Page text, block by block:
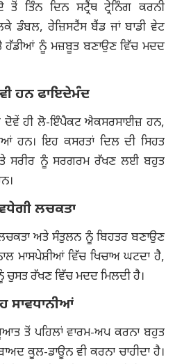
ਤਿੰਨ ਦਿਨ ਸਟ੍ਰੈਂਥ ਟ੍ਰੇਨਿੰਗ ਕਰਨੀ
ਡੰਬਲ, ਰੇਜ਼ਿਸਟੈਂਸ ਬੈਂਡ ਜਾਂ ਬਾਡੀ ਵੇਟ
ਨੂੰ ਮਜ਼ਬੂਤ ਬਣਾਉਣ ਵਿੱਚ ਮਦਦ
ਹਨ ਫਾਇਦੇਮੰਦ
ਦੋਵੇਂ ਹੀ ਲੋ-ਇੰਪੈਕਟ ਐਕਸਰਸਾਈਜ਼ ਹਨ,
ਹਨ। ਇਹ ਕਸਰਤਾਂ ਦਿਲ ਦੀ ਸਿਹਤ
ਸਰੀਰ ਨੂੰ ਸਰਗਰਮ ਰੱਖਣ ਲਈ ਬਹੁਤ
ਲਚਕਤਾ
ਅਤੇ ਸੰਤੁਲਨ ਨੂੰ ਬਿਹਤਰ ਬਣਾਉਣ
ਮਾਸਪੇਸ਼ੀਆਂ ਵਿੱਚ ਖਿਚਾਅ ਘਟਦਾ ਹੈ,
ਚੁਸਤ ਰੱਖਣ ਵਿੱਚ ਮਦਦ ਮਿਲਦੀ ਹੈ।
ਸਾਵਧਾਨੀਆਂ
ਤੋਂ ਪਹਿਲਾਂ ਵਾਰਮ-ਅਪ ਕਰਨਾ ਬਹੁਤ
ਕੂਲ-ਡਾਊਨ ਵੀ ਕਰਨਾ ਚਾਹੀਦਾ ਹੈ।